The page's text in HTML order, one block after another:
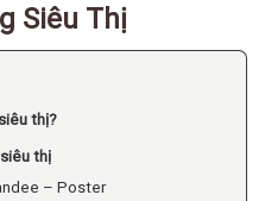
Siêu Thị
thị?
thị
– Poster